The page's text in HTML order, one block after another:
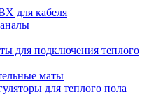
для кабеля
для подключения теплого
маты
для теплого пола